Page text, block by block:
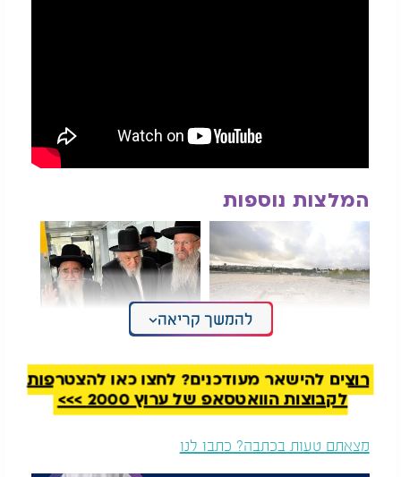
המלצות נוספות
מתערוכה חדשה על
בית המקדש: "לא
מבינים כמה זה חסר"
הגרמ"ה הירש נכנס
לאצטדיון בפילדלפיה
להמשך קריאה
רוצים להישאר מעודכנים? לחצו כאן להצטרפות
לקבוצות הוואטסאפ של ערוץ 2000 >>>
מצאתם טעות בכתבה? כתבו לנו